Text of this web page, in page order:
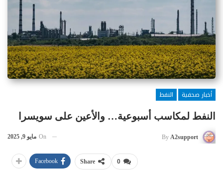
أخبار صحفية
النفط
النفط لمكاسب أسبوعية… والأعين على سويسرا
By A2support
On مايو 9, 2025
0
Share
Facebook